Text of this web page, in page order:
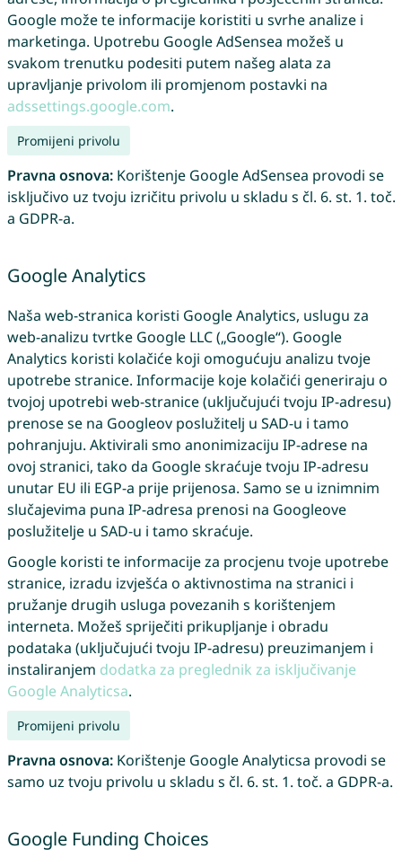
Google može te informacije koristiti u svrhe analize i
marketinga. Upotrebu Google AdSensea možeš u
svakom trenutku podesiti putem našeg alata za
upravljanje privolom ili promjenom postavki na
adssettings.google.com.
Promijeni privolu
Pravna osnova:Korištenje Google AdSensea provodi se
isključivo uz tvoju izričitu privolu u skladu s čl. 6. st. 1. toč.
a GDPR-a.
Google Analytics
Naša web-stranica koristi Google Analytics, uslugu za
web-analizu tvrtke Google LLC („Google“). Google
Analytics koristi kolačiće koji omogućuju analizu tvoje
upotrebe stranice. Informacije koje kolačići generiraju o
tvojoj upotrebi web-stranice (uključujući tvoju IP-adresu)
prenose se na Googleov poslužitelj u SAD-u i tamo
pohranjuju. Aktivirali smo anonimizaciju IP-adrese na
ovoj stranici, tako da Google skraćuje tvoju IP-adresu
unutar EU ili EGP-a prije prijenosa. Samo se u iznimnim
slučajevima puna IP-adresa prenosi na Googleove
poslužitelje u SAD-u i tamo skraćuje.
Google koristi te informacije za procjenu tvoje upotrebe
stranice, izradu izvješća o aktivnostima na stranici i
pružanje drugih usluga povezanih s korištenjem
interneta. Možeš spriječiti prikupljanje i obradu
podataka (uključujući tvoju IP-adresu) preuzimanjem i
instaliranjem dodatka za preglednik za isključivanje
Google Analyticsa.
Promijeni privolu
Pravna osnova:Korištenje Google Analyticsa provodi se
samo uz tvoju privolu u skladu s čl. 6. st. 1. toč. a GDPR-a.
Google Funding Choices